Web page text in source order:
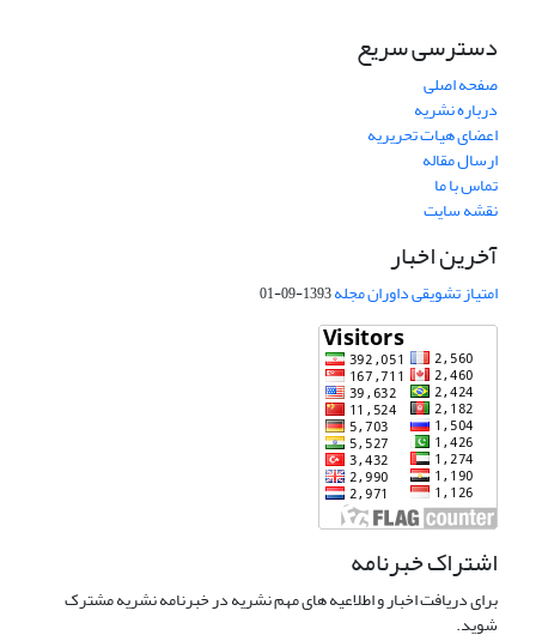
دسترسی سریع
صفحه اصلی
درباره نشریه
اعضای هیات تحریریه
ارسال مقاله
تماس با ما
نقشه سایت
آخرین اخبار
امتیاز تشویقی داوران مجله1393-09-01
اشتراک خبرنامه
برای دریافت اخبار و اطلاعیه های مهم نشریه در خبرنامه نشریه مشترک
شوید.